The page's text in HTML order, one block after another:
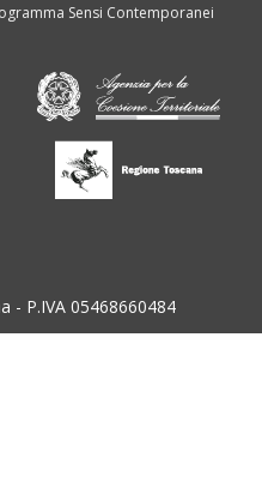
Sensi Contemporanei
- P.IVA 05468660484